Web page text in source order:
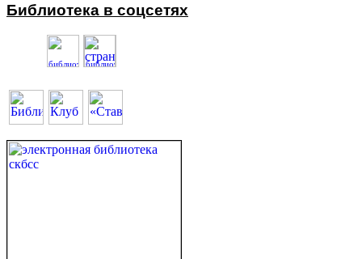
Библиотека в соцсетях